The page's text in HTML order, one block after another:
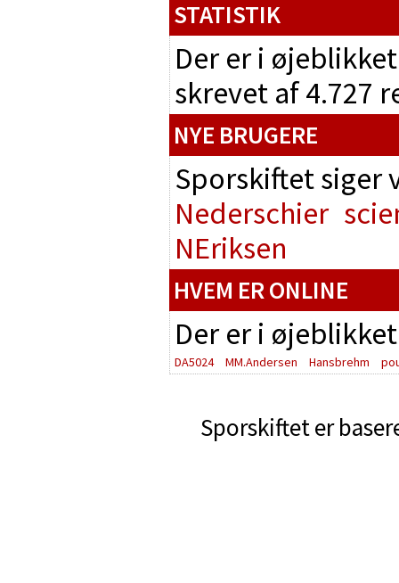
STATISTIK
Der er i
skrevet af 4.727
NYE BRUGERE
Sporskiftet
Nederschier
NEriksen
HVEM ER ONLINE
Der er i
DA5024 MM.Andersen Hansbrehm
Sporskiftet er